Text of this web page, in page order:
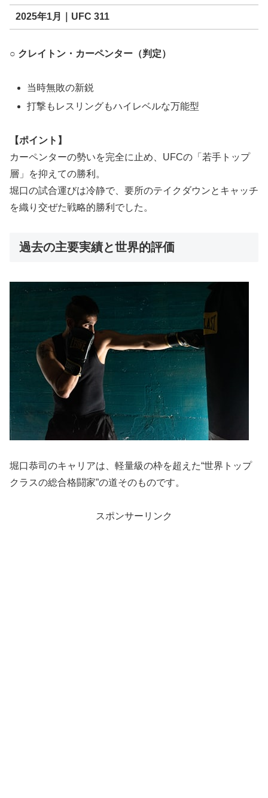
2025年1月｜UFC 311
○ クレイトン・カーペンター（判定）
当時無敗の新鋭
打撃もレスリングもハイレベルな万能型
【ポイント】
カーペンターの勢いを完全に止め、UFCの「若手トップ
層」を抑えての勝利。
堀口の試合運びは冷静で、要所のテイクダウンとキャッチ
を織り交ぜた戦略的勝利でした。
過去の主要実績と世界的評価
堀口恭司のキャリアは、軽量級の枠を超えた“世界トップ
クラスの総合格闘家”の道そのものです。
スポンサーリンク